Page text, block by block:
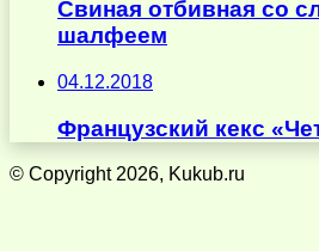
Свиная отбивная со
шалфеем
04.12.2018
Французский кекс
© Copyright 2026, Kukub.ru